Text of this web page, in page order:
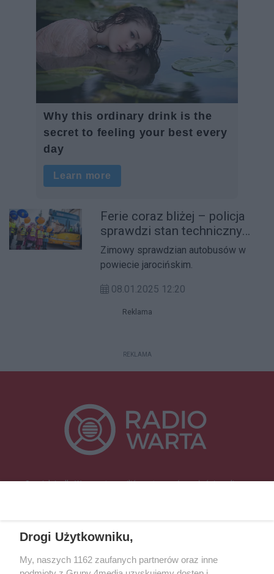
Ferie coraz bliżej – policja
sprawdzi stan techniczny
autobusów w Jarocinie
Zimowy sprawdzian autobusów w
powiecie jarocińskim.
08.01.2025 12:20
Reklama
REKLAMA
Specjalnie dla Was postanowiliśmy stworzyć rozgłośnię radiową
Śrem, Jarocin, Gniezno, Ostrów Wlkp.).
Drogi Użytkowniku,
My, naszych 1162 zaufanych partnerów oraz inne